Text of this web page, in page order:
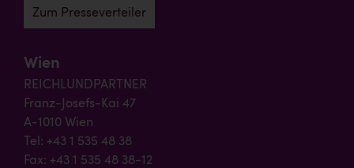
Zum Presseverteiler
Wien
REICHLUNDPARTNER
Franz-Josefs-Kai 47
A-1010 Wien
Tel: +43 1 535 48 38
Fax: +43 1 535 48 38-12